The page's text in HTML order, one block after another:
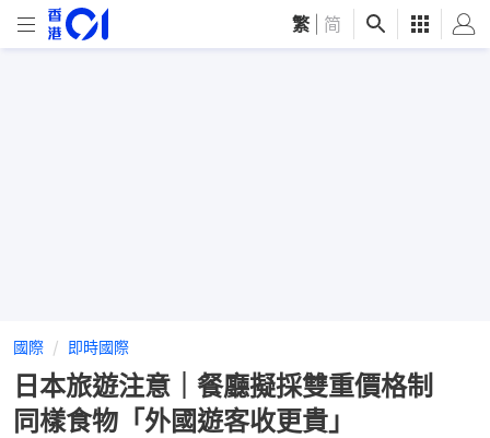
繁 简
國際 即時國際
日本旅遊注意｜餐廳擬採雙重價格制
同樣食物「外國遊客收更貴」